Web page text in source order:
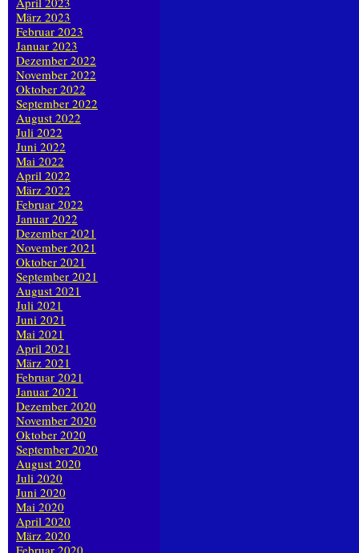
März 2023
Februar 2023
Januar 2023
Dezember 2022
November 2022
Oktober 2022
September 2022
August 2022
Juli 2022
Juni 2022
Mai 2022
April 2022
März 2022
Februar 2022
Januar 2022
Dezember 2021
November 2021
Oktober 2021
September 2021
August 2021
Juli 2021
Juni 2021
Mai 2021
April 2021
März 2021
Februar 2021
Januar 2021
Dezember 2020
November 2020
Oktober 2020
September 2020
August 2020
Juli 2020
Juni 2020
Mai 2020
April 2020
März 2020
Februar 2020